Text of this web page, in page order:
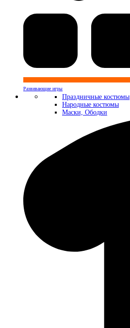
Развивающие игры
Праздничные костюмы
Народные костюмы
Маски, Ободки